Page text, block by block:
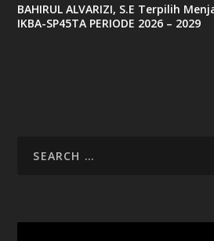
BAHIRUL ALVARIZI, S.E Terpilih
IKBA-SP45TA PERIODE 2026 – 2029